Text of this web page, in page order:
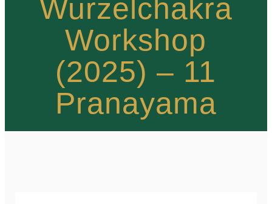
Wurzelchakra
Workshop
(2025) – 11
Pranayama